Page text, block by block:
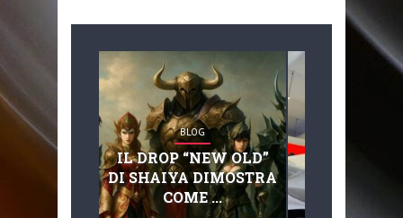
BLOG
IL DROP “NEW OLD”
DI SHAIYA DIMOSTRA
COME ...